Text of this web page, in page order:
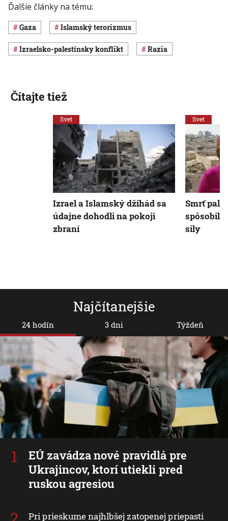
Ďalšie články na tému:
Gaza islamský terorizmus
izraelsko-palestínsky konflikt razia
Najčítanejšie
24 hodín
EÚ zavádza nové pravidlá pre
Ukrajincov, ktorí utiekli pred
ruskou agresiou
Pri prieskume najhlbšej zatopenej priepasti
3 dni Týždeň
Čítajte tiež
Svet
Izrael a Islamský džihád sa
údajne dohodli na pokoji
zbraní
Svet
Smrť
spôsobili
sily